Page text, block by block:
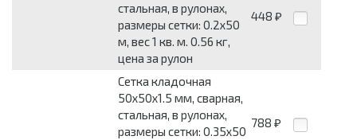
стальная, в рулонах,
размеры сетки: 0.2x50
м, вес 1 кв. м. 0.56 кг,
цена за рулон
448 ₽
Сетка кладочная
50x50x1.5 мм, сварная,
стальная, в рулонах,
размеры сетки: 0.35x50
788 ₽